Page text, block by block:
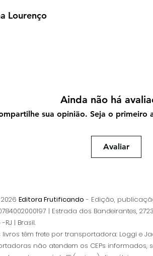
Lourenço
Ainda não há
sua opinião. Seja o primeiro
Avaliar
Editora Frutificando - Edição,
| Estrada dos Bandeirantes,
RJ | Brasil.
livros têm frete por transportadora: Loggi e
não atendem os CEPs informados,